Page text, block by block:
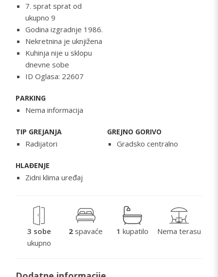
7. sprat sprat od
ukupno 9
Godina izgradnje 1986.
Nekretnina je uknjižena
Kuhinja nije u sklopu
dnevne sobe
ID Oglasa: 22607
PARKING
Nema informacija
TIP GREJANJA
Radijatori
GREJNO GORIVO
Gradsko centralno
HLAĐENJE
Zidni klima uređaj
3 sobe
ukupno
2 spavaće 1 kupatilo Nema terasu